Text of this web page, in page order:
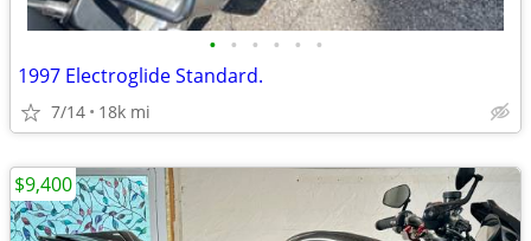
• • • • • •
1997 Electroglide Standard.
7/14 18k mi
$9,400